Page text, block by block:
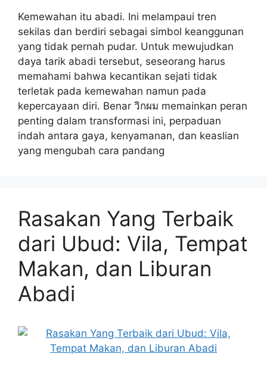
Kemewahan itu abadi. Ini melampaui tren
sekilas dan berdiri sebagai simbol keanggunan
yang tidak pernah pudar. Untuk mewujudkan
daya tarik abadi tersebut, seseorang harus
memahami bahwa kecantikan sejati tidak
terletak pada kemewahan namun pada
kepercayaan diri. Benar วิกผม memainkan peran
penting dalam transformasi ini, perpaduan
indah antara gaya, kenyamanan, dan keaslian
yang mengubah cara pandang
Rasakan Yang Terbaik
dari Ubud: Vila, Tempat
Makan, dan Liburan
Abadi